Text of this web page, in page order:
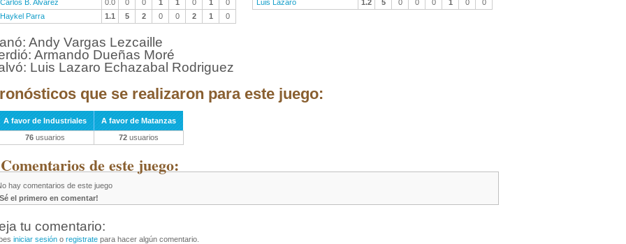
Carlos B. Alvarez
0.0 0 0 1 1 0 1
0
Haykel Parra
1.1 5 2 0 0 2 1 0
Luis Lazaro
1.2 5 0 0 0 1 0 0
Andy Vargas Lezcaille
Armando Dueñas Moré
Luis Lazaro Echazabal Rodriguez
que se realizaron para este juego:
A favor de Industriales
A favor de Matanzas
76 usuarios 72 usuarios
de este juego:
hay comentarios de este juego
el primero en comentar!
tu comentario:
iniciar sesión o registrate para hacer algún comentario.